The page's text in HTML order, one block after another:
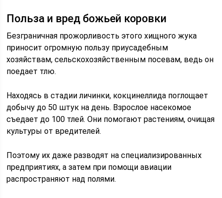
Польза и вред божьей коровки
Безграничная прожорливость этого хищного жука
приносит огромную пользу приусадебным
хозяйствам, сельскохозяйственным посевам, ведь он
поедает тлю.
Находясь в стадии личинки, кокцинеллида поглощает
добычу до 50 штук на день. Взрослое насекомое
съедает до 100 тлей. Они помогают растениям, очищая
культуры от вредителей.
Поэтому их даже разводят на специализированных
предприятиях, а затем при помощи авиации
распространяют над полями.